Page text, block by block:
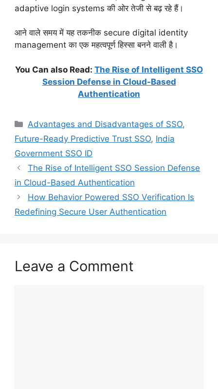
adaptive login systems की ओर तेजी से बढ़ रहे हैं।
आने वाले समय में यह तकनीक secure digital identity
management का एक महत्वपूर्ण हिस्सा बनने वाली है।
You Can also Read: The Rise of Intelligent SSO
Session Defense in Cloud-Based
Authentication
Categories
Advantages and Disadvantages of SSO,
Future-Ready Predictive Trust SSO, India
Government SSO ID
The Rise of Intelligent SSO Session Defense
in Cloud-Based Authentication
How Behavior Powered SSO Verification Is
Redefining Secure User Authentication
Leave a Comment